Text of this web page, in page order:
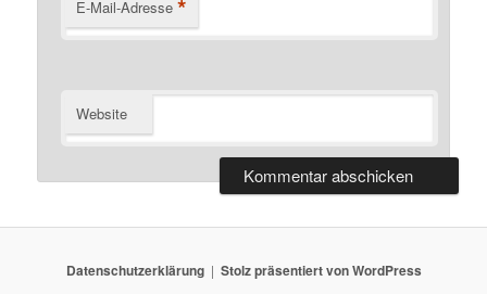
E-Mail-Adresse *
Website
Datenschutzerklärung Stolz präsentiert von WordPress